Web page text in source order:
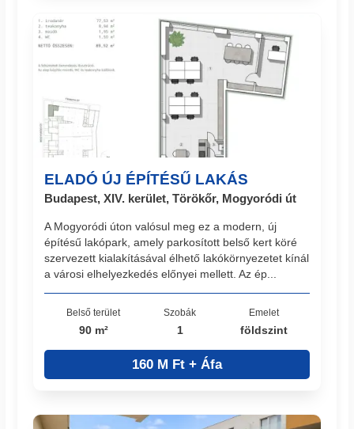
ELADÓ ÚJ ÉPÍTÉSŰ LAKÁS
Budapest, XIV. kerület, Törökőr, Mogyoródi út
A Mogyoródi úton valósul meg ez a modern, új
építésű lakópark, amely parkosított belső kert köré
szervezett kialakításával élhető lakókörnyezetet kínál
a városi elhelyezkedés előnyei mellett. Az ép...
Belső terület
90 m²
Szobák
1
Emelet
földszint
160 M Ft + Áfa